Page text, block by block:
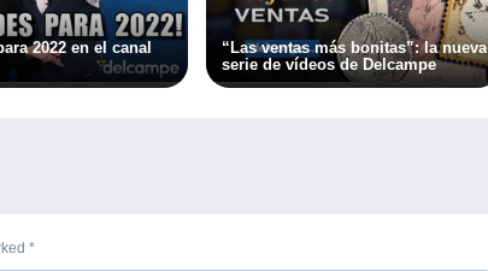
2022 en el canal
“Las ventas más bonitas”: la nueva
serie de vídeos de Delcampe
*